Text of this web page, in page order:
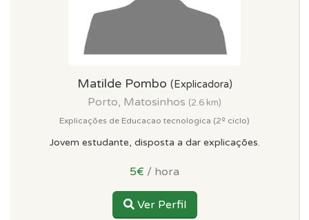
Matilde Pombo (Explicadora)
Porto, Matosinhos (2.6 km)
Explicações de Educacao tecnologica (2º ciclo)
Jovem estudante, disposta a dar explicações.
5€ / hora
Ver Perfil